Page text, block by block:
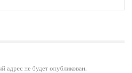
адрес не будет опубликован.